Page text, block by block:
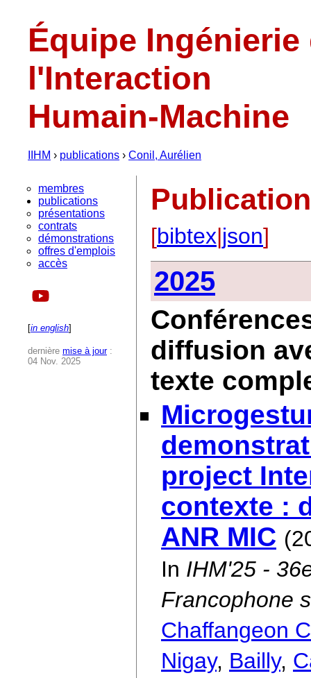
Équipe Ingénierie
l'Interaction
Humain-Machine
IIHM › publications › Conil, Aurélien
membres
publications
présentations
contrats
démonstrations
offres d'emplois
accès
[in english]
dernière mise à jour:
04 Nov. 2025
[bibtex|json]
2025
diffusion
texte
project
contexte :
ANR MIC
In IHM'25 -
Francophone
Chaffangeon
Nigay, Bailly,